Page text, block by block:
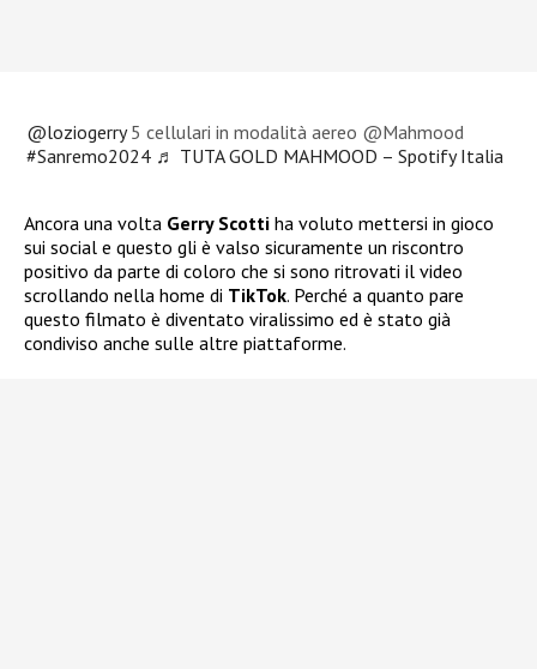
@loziogerry5 cellulari in modalità aereo @Mahmood
#Sanremo2024 ♬ TUTA GOLD MAHMOOD – Spotify Italia
Ancora una volta Gerry Scotti ha voluto mettersi in gioco
sui social e questo gli è valso sicuramente un riscontro
positivo da parte di coloro che si sono ritrovati il video
scrollando nella home di TikTok. Perché a quanto pare
questo filmato è diventato viralissimo ed è stato già
condiviso anche sulle altre piattaforme.